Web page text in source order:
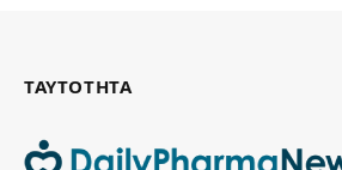
ΤΑΥΤΟΤΗΤΑ